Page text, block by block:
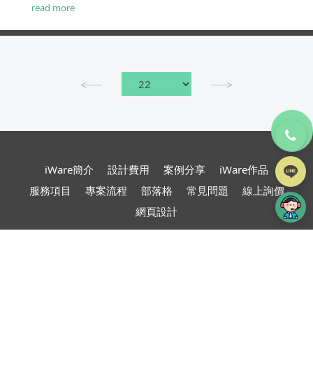
read more
iWare簡介 設計費用 案例分享
iWare作品
服務項目
專案流程 部落格 常見問題
線上詢價
網頁設計
TOP